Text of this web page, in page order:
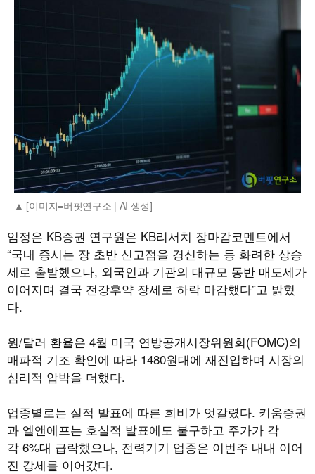
[이미지=버핏연구소 | AI 생성]
임정은 KB증권 연구원은 KB리서치 장마감코멘트에서
“국내 증시는 장 초반 신고점을 경신하는 등 화려한 상승
세로 출발했으나, 외국인과 기관의 대규모 동반 매도세가
이어지며 결국 전강후약 장세로 하락 마감했다”고 밝혔
다.
원/달러 환율은 4월 미국 연방공개시장위원회(FOMC)의
매파적 기조 확인에 따라 1480원대에 재진입하며 시장의
심리적 압박을 더했다.
업종별로는 실적 발표에 따른 희비가 엇갈렸다. 키움증권
과 엘앤에프는 호실적 발표에도 불구하고 주가가 각
각 6%대 급락했으나, 전력기기 업종은 이번주 내내 이어
진 강세를 이어갔다.